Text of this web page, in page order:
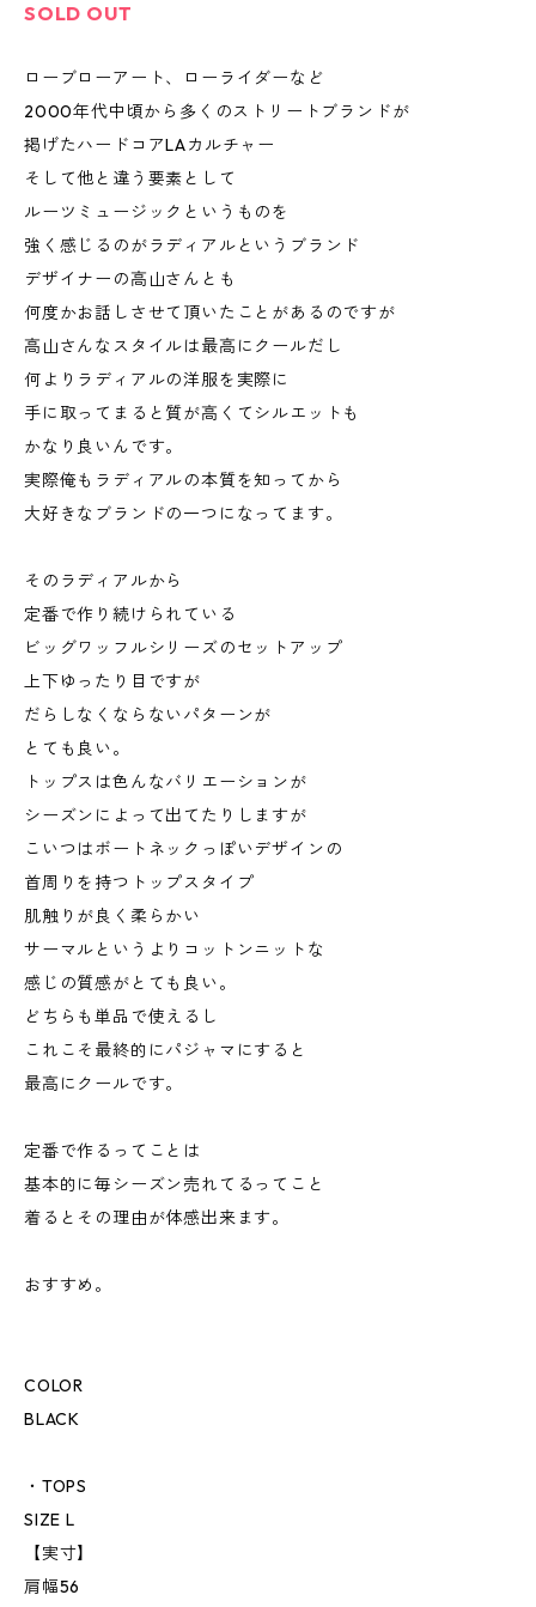
SOLD OUT
ローブローアート、ローライダーなど
2000年代中頃から多くのストリートブランドが
掲げたハードコアLAカルチャー
そして他と違う要素として
ルーツミュージックというものを
強く感じるのがラディアルというブランド
デザイナーの高山さんとも
何度かお話しさせて頂いたことがあるのですが
高山さんなスタイルは最高にクールだし
何よりラディアルの洋服を実際に
手に取ってまると質が高くてシルエットも
かなり良いんです。
実際俺もラディアルの本質を知ってから
大好きなブランドの一つになってます。
そのラディアルから
定番で作り続けられている
ビッグワッフルシリーズのセットアップ
上下ゆったり目ですが
だらしなくならないパターンが
とても良い。
トップスは色んなバリエーションが
シーズンによって出てたりしますが
こいつはボートネックっぽいデザインの
首周りを持つトップスタイプ
肌触りが良く柔らかい
サーマルというよりコットンニットな
感じの質感がとても良い。
どちらも単品で使えるし
これこそ最終的にパジャマにすると
最高にクールです。
定番で作るってことは
基本的に毎シーズン売れてるってこと
着るとその理由が体感出来ます。
おすすめ。
COLOR
BLACK
・TOPS
SIZE L
【実寸】
肩幅56